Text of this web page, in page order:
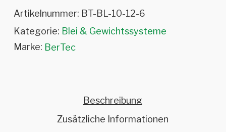
Artikelnummer: BT-BL-10-12-6
Kategorie: Blei & Gewichtssysteme
Marke: BerTec
Beschreibung
Zusätzliche Informationen